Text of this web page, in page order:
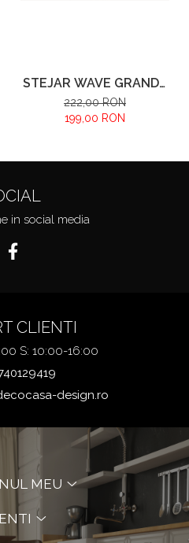
STEJAR WAVE GRANDE
SCURT
222,00 RON
199,00 RON
in social media
CLIENTI
S: 10:00-16:00
design.ro
MEU